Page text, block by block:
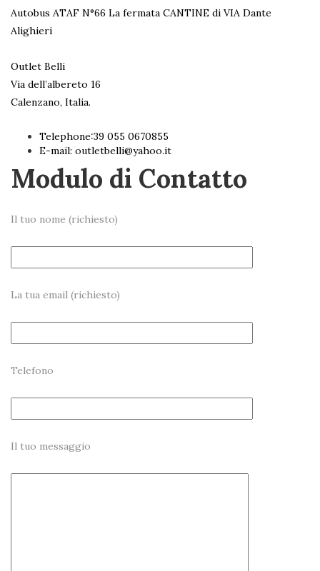
Autobus ATAF N°66 La fermata CANTINE di VIA Dante
Alighieri
Outlet Belli
Via dell’albereto 16
Calenzano, Italia.
Telephone:39 055 0670855 ‎
E-mail: outletbelli@yahoo.it
Modulo di Contatto
Il tuo nome (richiesto)
La tua email (richiesto)
Telefono
Il tuo messaggio